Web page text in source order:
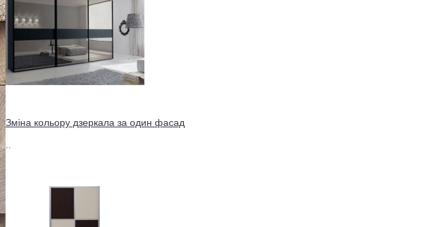
Зміна кольору дзеркала за один фасад